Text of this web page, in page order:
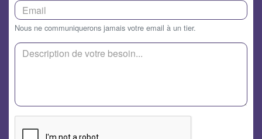
Nous ne communiquerons jamais votre email à un tier.